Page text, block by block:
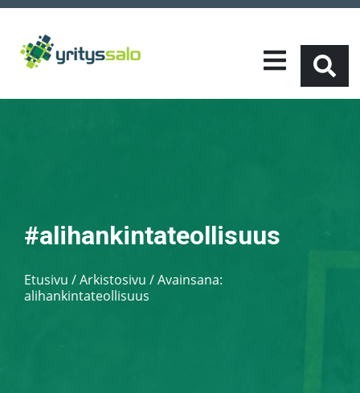
#alihankintateollisuus
Etusivu /Arkistosivu / Avainsana:
alihankintateollisuus